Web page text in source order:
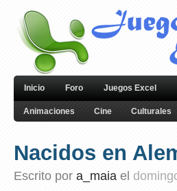
Inicio Foro Juegos Excel
Animaciones Cine Culturales
Nacidos en
Escrito por a_maia el